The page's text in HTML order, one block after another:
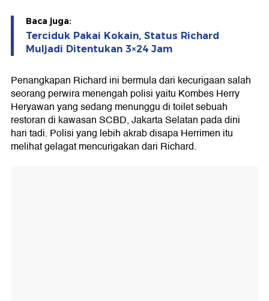
Baca juga:
Terciduk Pakai Kokain, Status Richard
Muljadi Ditentukan 3×24 Jam
Penangkapan Richard ini bermula dari kecurigaan salah
seorang perwira menengah polisi yaitu Kombes Herry
Heryawan yang sedang menunggu di toilet sebuah
restoran di kawasan SCBD, Jakarta Selatan pada dini
hari tadi. Polisi yang lebih akrab disapa Herrimen itu
melihat gelagat mencurigakan dari Richard.